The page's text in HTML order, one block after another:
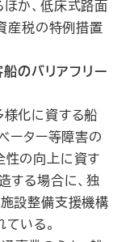
か、低床式路面
産税の特例措置
のバリアフリー
様化に資する船
ーター等障害の
性の向上に資す
する場合に、独
設整備支援機構
いる。